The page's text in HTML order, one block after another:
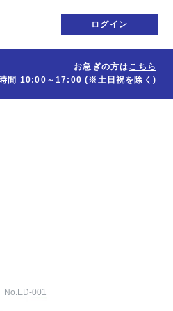
ログイン
お急ぎの方はこちら
間 10:00～17:00(※土日祝を除く)
No.ED-001